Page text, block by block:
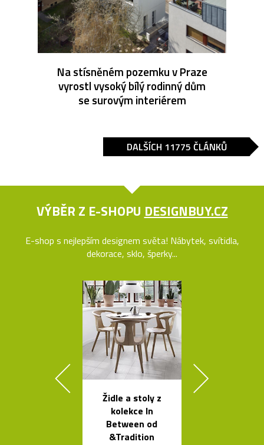
Na stísněném pozemku v Praze
vyrostl vysoký bílý rodinný dům
se surovým interiérem
DALŠÍCH 11775 ČLÁNKŮ
VÝBĚR Z E-SHOPU DESIGNBUY.CZ
E-shop s nejlepším designem světa! Nábytek, svítidla,
dekorace, sklo, šperky...
Židle a stoly z
kolekce In
Between od
&Tradition